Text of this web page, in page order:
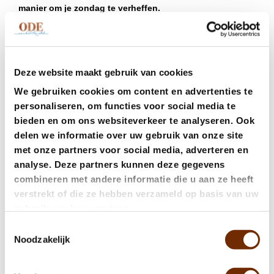
Deze website maakt gebruik van cookies
We gebruiken cookies om content en advertenties te
personaliseren, om functies voor social media te
bieden en om ons websiteverkeer te analyseren. Ook
delen we informatie over uw gebruik van onze site
met onze partners voor social media, adverteren en
analyse. Deze partners kunnen deze gegevens
combineren met andere informatie die u aan ze heeft
verstrekt of die ze hebben verzameld op basis van uw
Noodzakelijk
manier om je zondag te verheffen.
Liever geen alcohol?
Als je de focus liever op het eten houdt, kun je kiezen
brunch-only optie. Geniet van een smakelijke selectie
van gerechten, zowel zoet als hartig, zonder de
mimosa's. Het is een brunchervaring die de smaken in
het middelpunt plaatst. Je bent dan vrij om welke
dranken je maar wilt bij je brunch te bestellen.
Onze zondagse brunchmenu is ontworpen om je
smaakpapillen te verwennen. Kies één zoet en één
hartig gerecht uit onze zorgvuldig samengestelde
selectie. Van luchtige pannenkoeken tot eggs benedict,
er is voor elk wat wils. En dat is nog niet alles! Jouw
versgebakken brood met een scala aan verleidelijke dips